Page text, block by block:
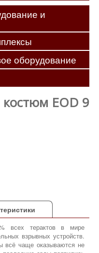
и
оборудование
EOD 9
всех терактов в мире
взрывных устройств.
всё чаще оказываются не